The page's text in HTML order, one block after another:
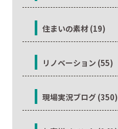
住まいの素材 (19)
リノベーション (55)
現場実況ブログ (350)